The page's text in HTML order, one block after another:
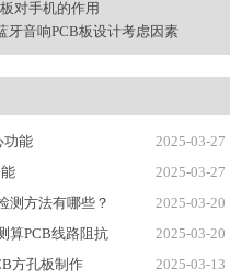
对手机的作用
牙音响PCB板设计考虑因素
2025-03-27
功能
2025-03-27
2025-03-20
测方法有哪些？
2025-03-20
算PCB线路阻抗
2025-03-13
方孔板制作